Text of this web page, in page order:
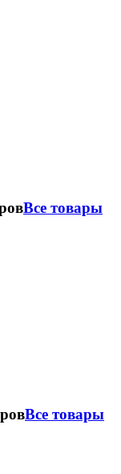
Все товары
Все товары